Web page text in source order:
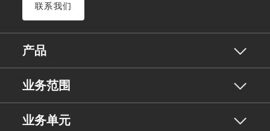
联系我们
产品
业务范围
业务单元